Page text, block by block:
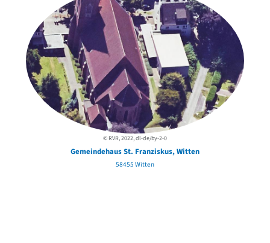
© RVR, 2022, dl-de/by-2-0
Gemeindehaus St. Franziskus, Witten
58455 Witten